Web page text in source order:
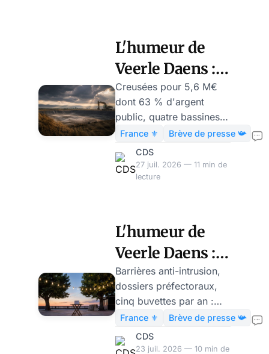
L'humeur de
Veerle Daens :
dans le Sud-
Ouest, la justice
exige la
destruction de
réserves d'eau...
Creusées pour 5,6 M€
dont 63 % d'argent
public, quatre bassines
doivent être détruites
pour 10 M€. Veerle
Daens : l'État autorise,
subventionne, puis
France ⚜️
Brève de presse 📯
CDS
27 juil. 2026 — 11 min de
lecture
L'humeur de
Veerle Daens :
comment
Macron tue les
fêtes de village
Barrières anti-intrusion,
dossiers préfectoraux,
cinq buvettes par an :
pourquoi les fêtes de
village renoncent en
2026. La chronique de
France ⚜️
Brève de presse 📯
CDS
23 juil. 2026 — 10 min de